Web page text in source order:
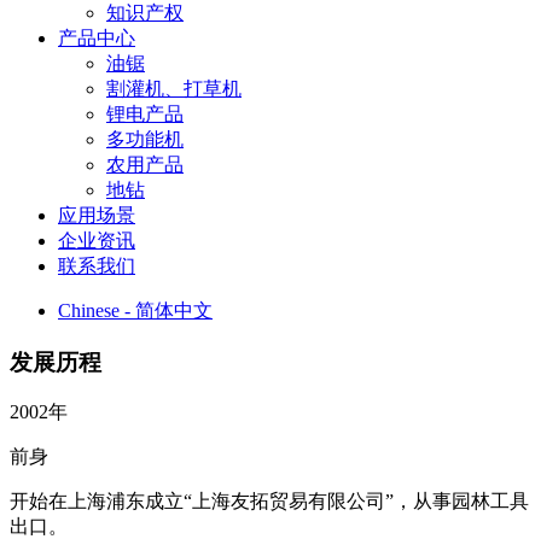
知识产权
产品中心
油锯
割灌机、打草机
锂电产品
多功能机
农用产品
地钻
应用场景
企业资讯
联系我们
Chinese - 简体中文
发展历程
2002年
前身
开始在上海浦东成立“上海友拓贸易有限公司”，从事园林工具
出口。